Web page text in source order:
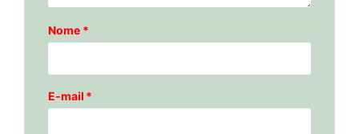
Nome *
E-mail *